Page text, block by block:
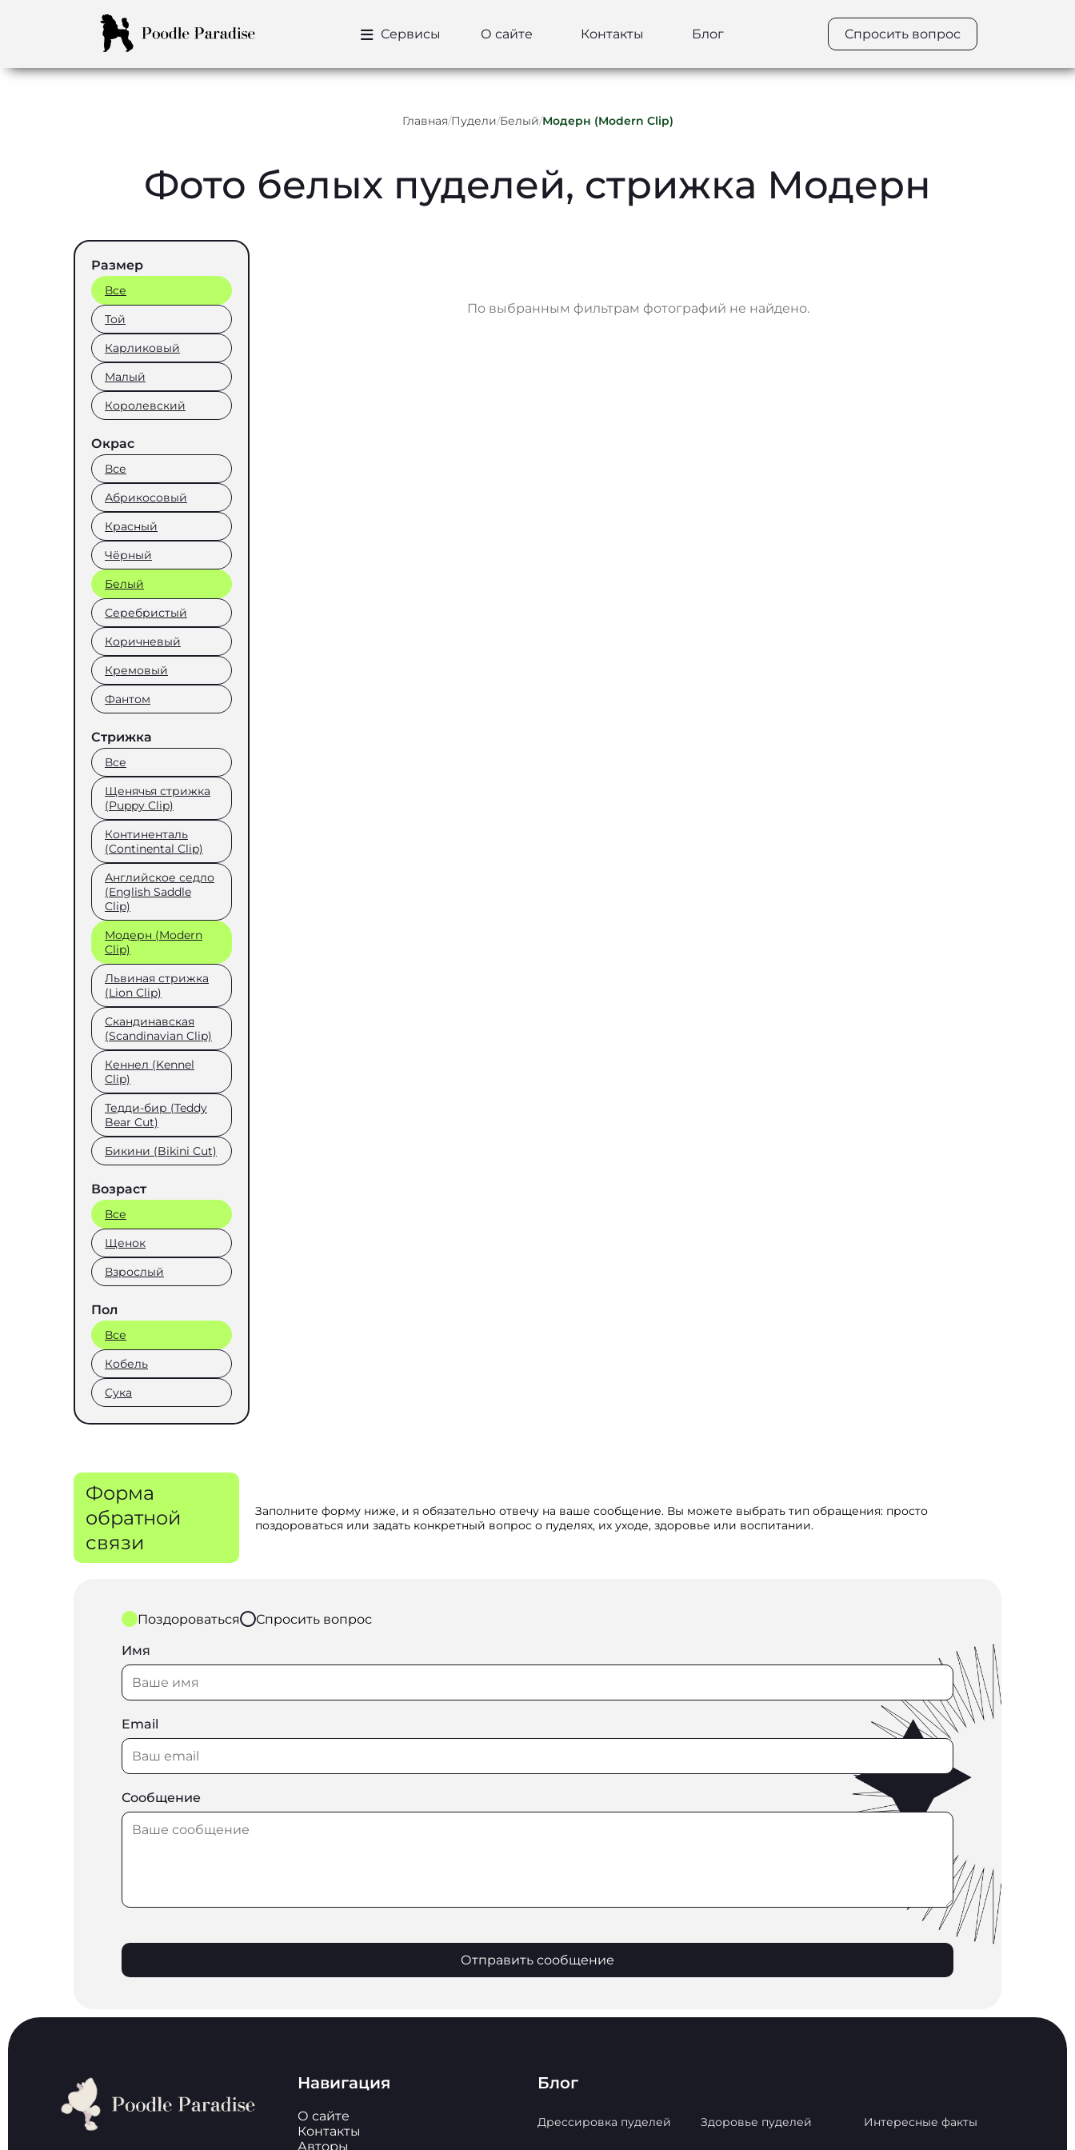
Сервисы О сайте Контакты Блог Спросить вопрос
Главная/Пудели/Белый/Модерн (Modern Clip)
Фото белых пуделей, стрижка Модерн
Размер
Все
Той
Карликовый
Малый
Королевский
Окрас
Все
Абрикосовый
Красный
Чёрный
Белый
Серебристый
Коричневый
Кремовый
Фантом
Стрижка
Все
Щенячья стрижка
(Puppy Clip)
Континенталь
(Continental Clip)
Английское седло
(English Saddle
Clip)
Модерн (Modern
Clip)
Львиная стрижка
(Lion Clip)
Скандинавская
(Scandinavian Clip)
Кеннел (Kennel
Clip)
Тедди-бир (Teddy
Bear Cut)
Бикини (Bikini Cut)
Возраст
Все
Щенок
Взрослый
Пол
Все
Кобель
Сука
По выбранным фильтрам фотографий не найдено.
Форма
обратной
связи
Заполните форму ниже, и я обязательно отвечу на ваше сообщение. Вы можете выбрать тип обращения: просто
поздороваться или задать конкретный вопрос о пуделях, их уходе, здоровье или воспитании.
Поздороваться Спросить вопрос
Имя
Email
Сообщение
Отправить сообщение
Навигация
О сайте
Контакты
Авторы
Блог
Дрессировка пуделей Здоровье пуделей Интересные факты